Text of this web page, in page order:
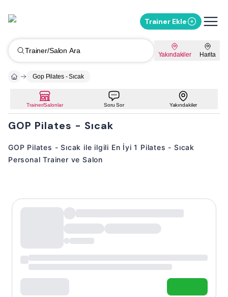
Trainer Ekle
Trainer/Salon Ara Yakındakiler Harita
Gop Pilates - Sıcak
Trainer/Salonlar Soru Sor Yakındakiler
GOP Pilates - Sıcak
GOP Pilates - Sıcak ile ilgili En İyi 1 Pilates - Sıcak
Personal Trainer ve Salon